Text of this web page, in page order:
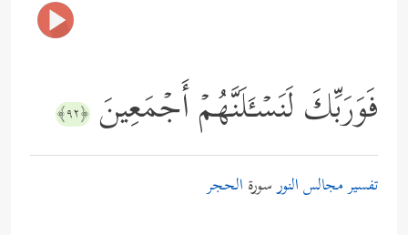
فَوَرَبِّكَ لَنَسۡـَٔلَنَّهُمۡ أَجۡمَعِینَ ﴿٩٢﴾
تفسير مجالس النورسورة الحجر